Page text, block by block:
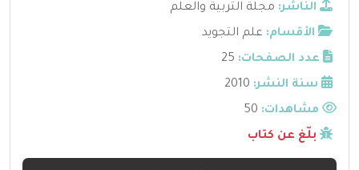
الناشر: مجلة التربية والعلم
الأقسام: علم التجويد
عدد الصفحات: 25
سنة النشر: 2010
مشاهدات:
بلّغ عن كتاب